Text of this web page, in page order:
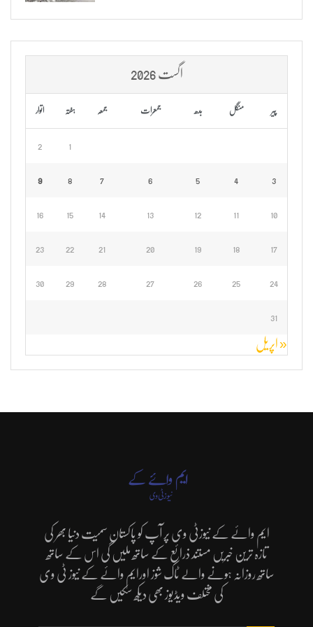
اگست 2026
پیر منگل بدھ جمعرات جمعہ ہفتہ اتوار
1
2
3
4
5
6
7
8
9
10
11
12
13
14
15
16
17
18
19
20
21
22
23
24
25
26
27
28
29
30
31
« اپریل
ایم وائے کے نیوزٹی وی پر آپ کو پاکستان سمیت دنیا بھر کی
تازہ ترین خبریں مستند ذرائع کے ساتھ ملیں گی اس کے ساتھ
ساتھ روزانہ ہونے والے ٹاک شوز اورایم وائے کے نیوز ٹی وی
کی مختلف ویڈیوز بھی دیکھ سکیں گے